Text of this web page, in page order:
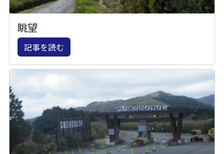
眺望
記事を読む